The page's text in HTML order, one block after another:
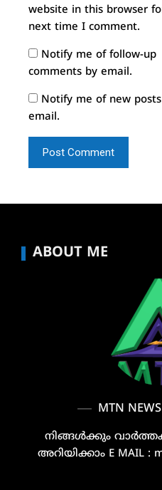
website in this browser
next time I comment.
Notify me of follow-up
comments by email.
Notify me of new
email.
ABOUT ME
MTN
നിങ്ങൾക്കും
അറിയിക്കാം E MAIL :